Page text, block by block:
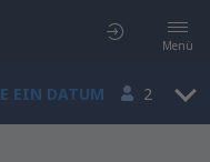
Menü
EIN DATUM 2